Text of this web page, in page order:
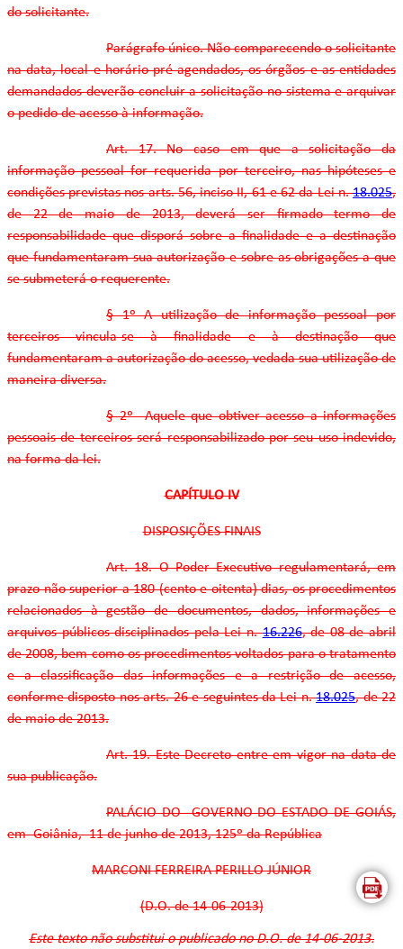
do solicitante.
Parágrafo único. Não comparecendo o solicitante
na data, local e horário pré-agendados, os órgãos e as entidades
demandados deverão concluir a solicitação no sistema e arquivar
o pedido de acesso à informação.
Art. 17. No caso em que a solicitação da
informação pessoal for requerida por terceiro, nas hipóteses e
condições previstas nos arts. 56, inciso II, 61 e 62 da Lei n.18.025,
de 22 de maio de 2013, deverá ser firmado termo de
responsabilidade que disporá sobre a finalidade e a destinação
que fundamentaram sua autorização e sobre as obrigações a que
se submeterá o requerente.
§ 1º A utilização de informação pessoal por
terceiros vincula-se à finalidade e à destinação que
fundamentaram a autorização do acesso, vedada sua utilização de
maneira diversa.
§ 2º Aquele que obtiver acesso a informações
pessoais de terceiros será responsabilizado por seu uso indevido,
na forma da lei.
CAPÍTULO IV
DISPOSIÇÕES FINAIS
Art. 18. O Poder Executivo regulamentará, em
prazo não superior a 180 (cento e oitenta) dias, os procedimentos
relacionados à gestão de documentos, dados, informações e
arquivos públicos disciplinados pela Lei n.16.226, de 08 de abril
de 2008, bem como os procedimentos voltados para o tratamento
e a classificação das informações e a restrição de acesso,
conforme disposto nos arts. 26 e seguintes da Lei n.18.025, de 22
de maio de 2013.
Art. 19. Este Decreto entre em vigor na data de
sua publicação.
PALÁCIO DO GOVERNO DO ESTADO DE GOIÁS,
em Goiânia, 11 de junho de 2013, 125º da República
MARCONI FERREIRA PERILLO JÚNIOR
(D.O. de 14-06-2013)
Este texto não substitui o publicado no D.O. de 14-06-2013.